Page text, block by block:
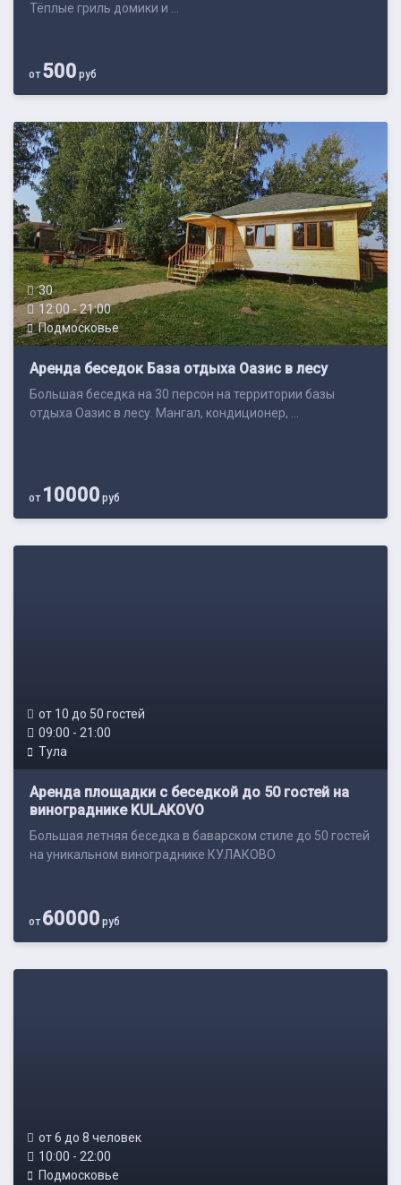
Тёплые гриль домики и ...
от500 руб
30
12:00 - 21:00
Подмосковье
Аренда беседок База отдыха Оазис в лесу
Большая беседка на 30 персон на территории базы
отдыха Оазис в лесу. Мангал, кондиционер, ...
от 10000 руб
от 10 до 50 гостей
09:00 - 21:00
Тула
Аренда площадки с беседкой до 50 гостей на
винограднике KULAKOVO
Большая летняя беседка в баварском стиле до 50 гостей
на уникальном винограднике КУЛАКОВО
от60000 руб
от 6 до 8 человек
10:00 - 22:00
Подмосковье